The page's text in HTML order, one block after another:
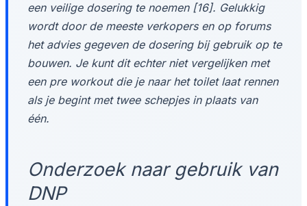
een veilige dosering te noemen [16]. Gelukkig
wordt door de meeste verkopers en op forums
het advies gegeven de dosering bij gebruik op te
bouwen. Je kunt dit echter niet vergelijken met
een pre workout die je naar het toilet laat rennen
als je begint met twee schepjes in plaats van
één.
Onderzoek naar gebruik van
DNP